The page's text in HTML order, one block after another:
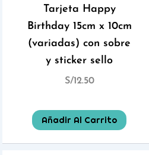
Tarjeta Happy
Birthday 15cm x 10cm
(variadas) con sobre
y sticker sello
S/12.50
Añadir Al Carrito